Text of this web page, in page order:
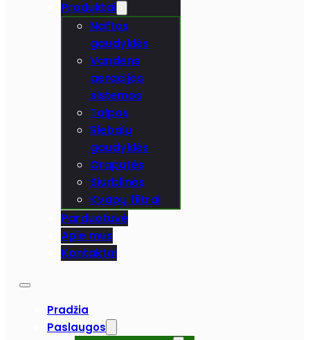
Produktai
Naftos
gaudyklės
Vandens
aeracijos
sistemos
Talpos
Riebalų
gaudyklės
Oraputės
Siurblinės
Kvapų filtrai
Parduotuvė
Apie mus
Kontaktai
Pradžia
Paslaugos